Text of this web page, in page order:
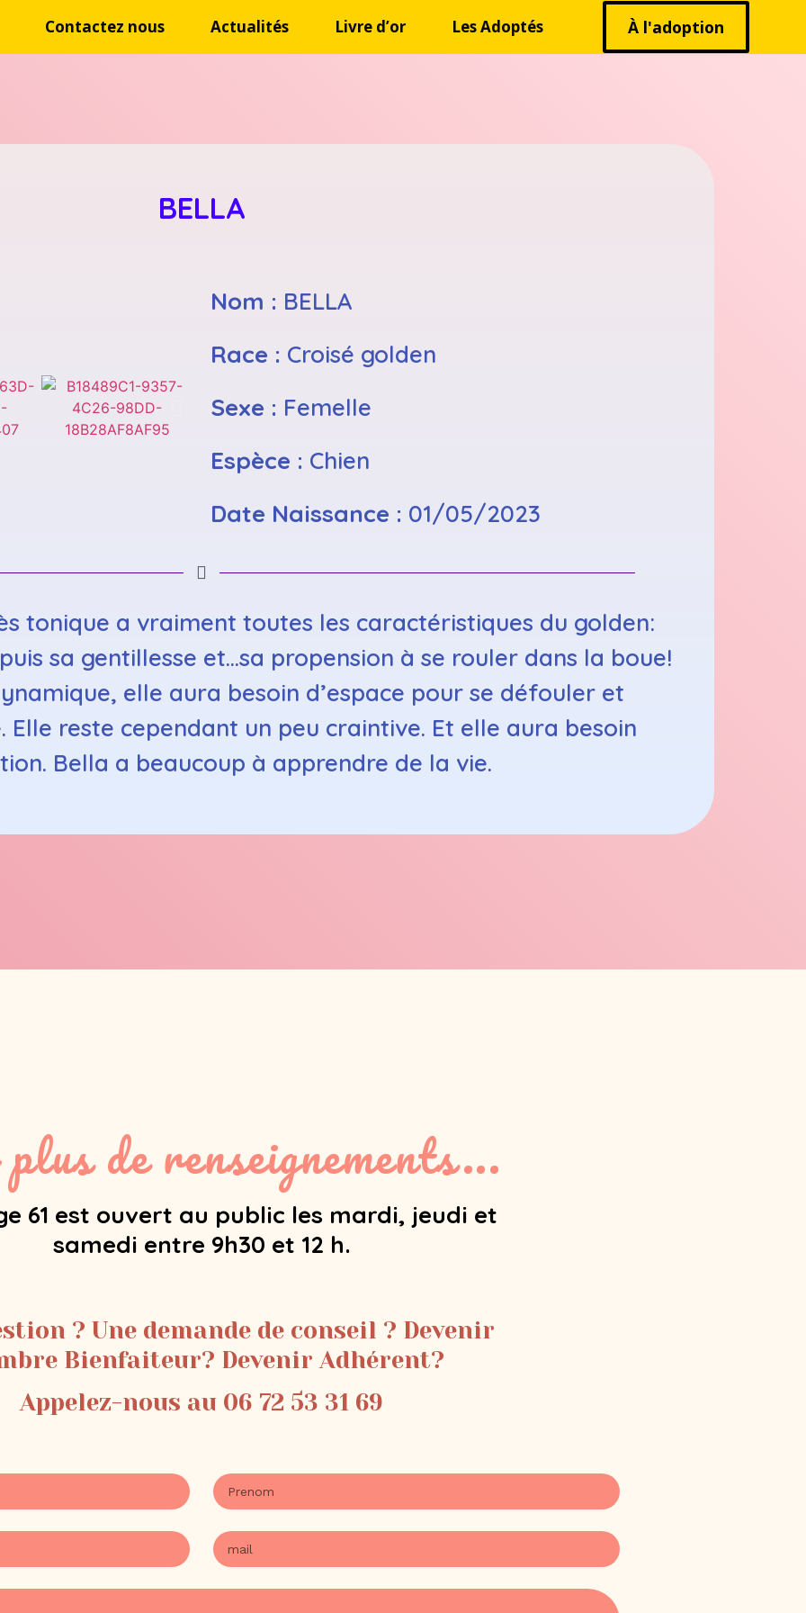
Contactez nous Actualités Livre d’or Les Adoptés À l'adoption
BELLA
Nom : BELLA
Race : Croisé golden
Sexe : Femelle
Espèce : Chien
Date Naissance : 01/05/2023
tonique a vraiment toutes les caractéristiques du golden:
sa gentillesse et…sa propension à se rouler dans la boue!
elle aura besoin d’espace pour se défouler et
Elle reste cependant un peu craintive. Et elle aura besoin
Bella a beaucoup à apprendre de la vie.
de renseignements...
61 est ouvert au public les mardi, jeudi et
samedi entre 9h30 et 12 h.
? Une demande de conseil ? Devenir
Bienfaiteur? Devenir Adhérent?
Appelez-nous au 06 72 53 31 69